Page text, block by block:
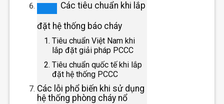
Các tiêu chuẩn khi lắp
đặt hệ thống báo cháy
Tiêu chuẩn Việt Nam khi
lắp đặt giải pháp PCCC
Tiêu chuẩn quốc tế khi lắp
đặt hệ thống PCCC
Các lỗi phổ biến khi sử dụng
hệ thống phòng cháy nổ